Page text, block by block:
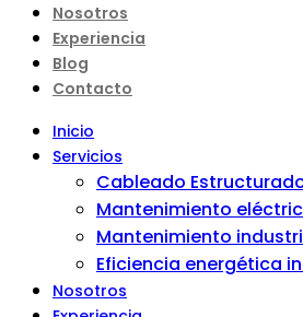
Nosotros
Experiencia
Blog
Contacto
Inicio
Servicios
Cableado
Mantenimiento
Mantenimiento
Eficiencia energética
Nosotros